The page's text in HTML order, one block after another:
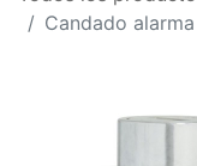
Candado